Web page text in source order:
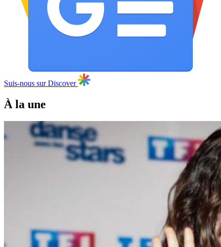
Suis-nous sur Discover
À la une